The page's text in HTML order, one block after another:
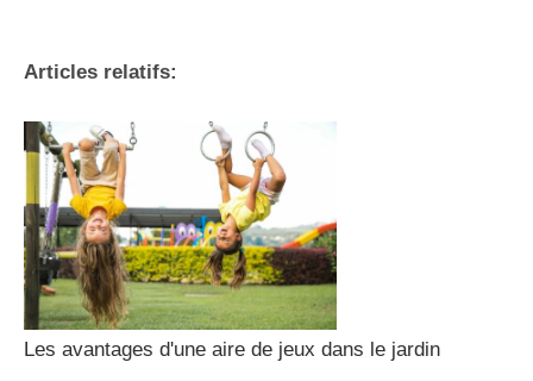
Articles relatifs:
Les avantages d'une aire de jeux dans le jardin